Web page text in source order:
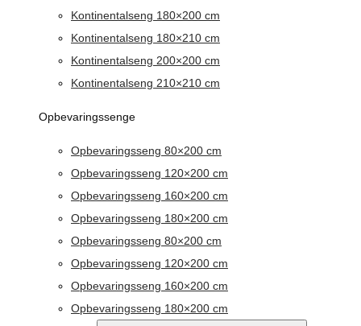
Kontinentalseng 180×200 cm
Kontinentalseng 180×210 cm
Kontinentalseng 200×200 cm
Kontinentalseng 210×210 cm
Opbevaringssenge
Opbevaringsseng 80×200 cm
Opbevaringsseng 120×200 cm
Opbevaringsseng 160×200 cm
Opbevaringsseng 180×200 cm
Opbevaringsseng 80×200 cm
Opbevaringsseng 120×200 cm
Opbevaringsseng 160×200 cm
Opbevaringsseng 180×200 cm